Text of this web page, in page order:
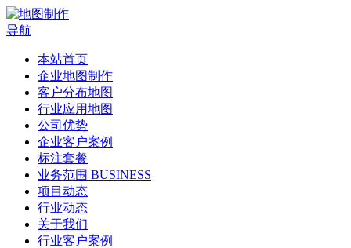
导航
本站首页
企业地图制作
客户分布地图
行业应用地图
公司优势
企业客户案例
标注套餐
业务范围 BUSINESS
项目动态
行业动态
关于我们
行业客户案例